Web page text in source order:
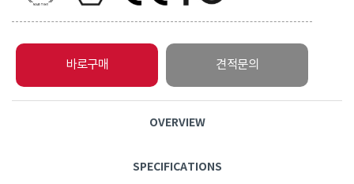
바로구매 견적문의
OVERVIEW
SPECIFICATIONS